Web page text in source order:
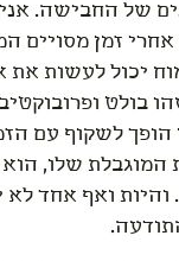
של החבישה.
בולט
בסטודיו
והיות ואף אחד